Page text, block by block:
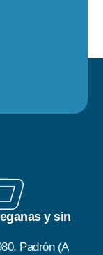
y sin
Padrón (A